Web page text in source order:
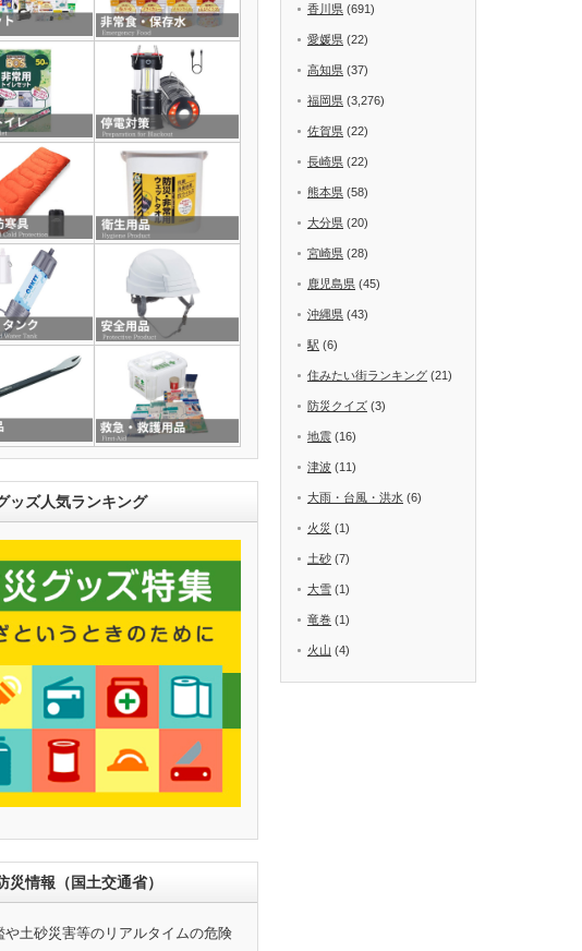
ッズ人気ランキング
災情報（国土交通省）
や土砂災害等のリアルタイムの危険
香川県 (691)
愛媛県 (22)
高知県 (37)
福岡県 (3,276)
佐賀県 (22)
長崎県 (22)
熊本県 (58)
大分県 (20)
宮崎県 (28)
鹿児島県 (45)
沖縄県 (43)
駅 (6)
住みたい街ランキング (21)
防災クイズ (3)
地震 (16)
津波 (11)
大雨・台風・洪水 (6)
火災 (1)
土砂 (7)
大雪 (1)
竜巻 (1)
火山 (4)